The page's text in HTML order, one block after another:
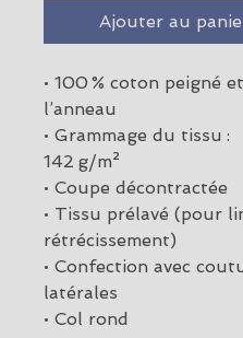
Ajouter au
• 100 % coton peigné
l’anneau
• Grammage du tissu :
142 g/m²
• Coupe décontractée
• Tissu prélavé (pour
rétrécissement)
• Confection avec
latérales
• Col rond